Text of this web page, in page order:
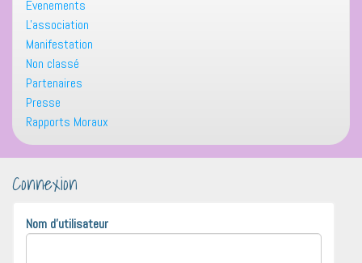
Evenements
L'association
Manifestation
Non classé
Partenaires
Presse
Rapports Moraux
Connexion
Nom d'utilisateur